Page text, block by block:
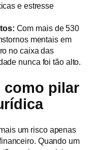
e estresse
Com mais de 530
mentais em
no caixa das
nunca foi tão alto.
como pilar
um risco apenas
Quando um